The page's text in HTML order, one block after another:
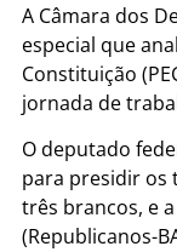
A Câmara dos
especial que
Constituição
jornada de
O deputado
para presidir os
três brancos, e
(Republicanos-